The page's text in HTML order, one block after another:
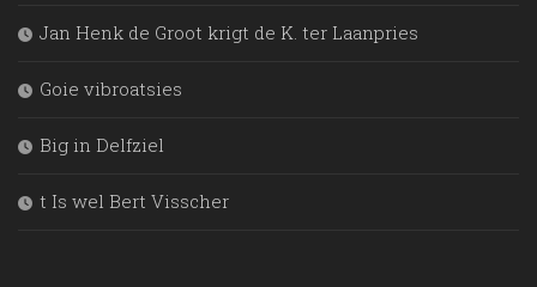
Jan Henk de Groot krigt de K. ter Laanpries
Goie vibroatsies
Big in Delfziel
t Is wel Bert Visscher